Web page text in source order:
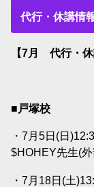
代行・休講情
【7月 代行・休
■戸塚校
・7月5日(日
$HOHEY先生(外
・7月18日(土